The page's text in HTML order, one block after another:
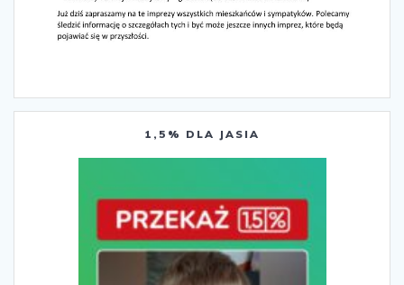
1,5% DLA JASIA